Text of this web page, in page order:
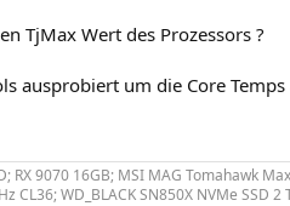
TjMax Wert des Prozessors ?
ausprobiert um die Core
RX 9070 16GB; MSI MAG Tomahawk
CL36; WD_BLACK SN850X NVMe SSD